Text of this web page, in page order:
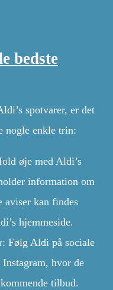
bedste
spotvarer, er det
nogle enkle trin:
øje med Aldi’s
information om
aviser kan findes
hjemmeside.
Følg Aldi på sociale
hvor de
tilbud.